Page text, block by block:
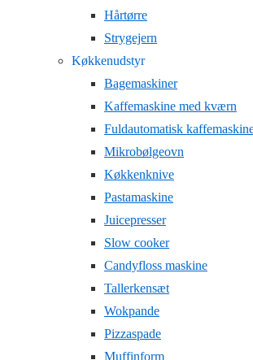
Hårtørre
Strygejern
Køkkenudstyr
Bagemaskiner
Kaffemaskine med kværn
Fuldautomatisk
Mikrobølgeovn
Køkkenknive
Pastamaskine
Juicepresser
Slow cooker
Candyfloss maskine
Tallerkensæt
Wokpande
Pizzaspade
Muffinform